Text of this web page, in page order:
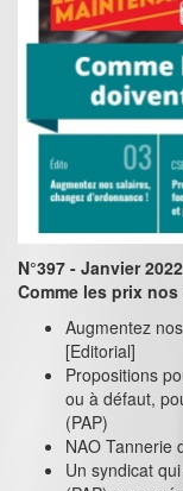
N°397 - Janvier 2022
Comme les prix
Augmentez
[Editorial]
Propositions
ou à défaut,
(PAP)
NAO Tannerie
Un syndicat